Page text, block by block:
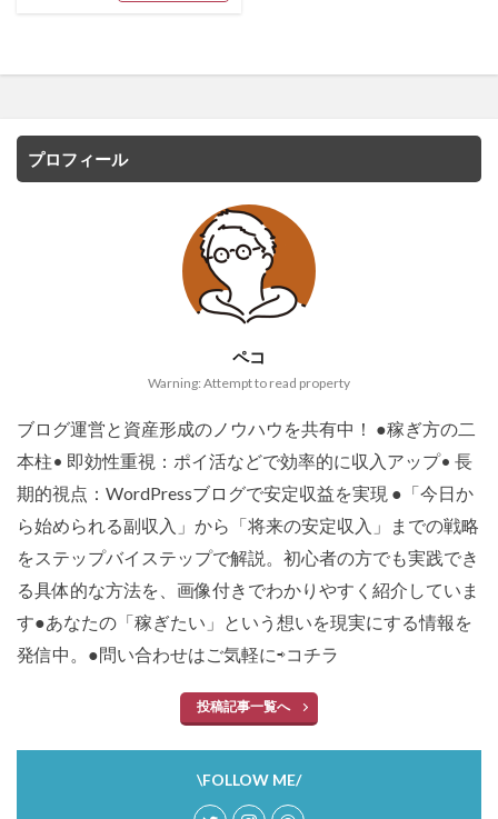
プロフィール
ペコ
Warning: Attempt to read property
ブログ運営と資産形成のノウハウを共有中！ ●稼ぎ方の二
本柱• 即効性重視：ポイ活などで効率的に収入アップ• 長
期的視点：WordPressブログで安定収益を実現 ●「今日か
ら始められる副収入」から「将来の安定収入」までの戦略
をステップバイステップで解説。初心者の方でも実践でき
る具体的な方法を、画像付きでわかりやすく紹介していま
す●あなたの「稼ぎたい」という想いを現実にする情報を
発信中。●問い合わせはご気軽に⇨コチラ
投稿記事一覧へ
\FOLLOW ME/